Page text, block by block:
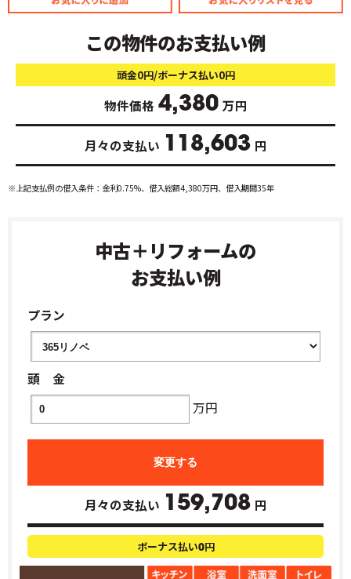
この物件のお支払い例
頭金0円/ボーナス払い0円
物件価格 4,380 万円
月々の支払い 118,603 円
※上記支払例の借入条件：金利0.75%、借入総額4,380万円、借入期間35年
中古＋リフォームの
お支払い例
プラン
頭 金
万円
月々の支払い 159,708 円
ボーナス払い0円